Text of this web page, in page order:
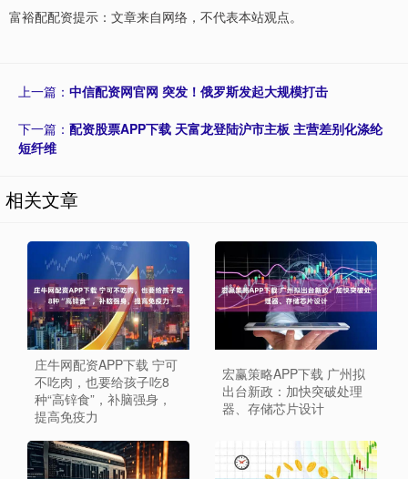
富裕配配资提示：文章来自网络，不代表本站观点。
上一篇： 中信配资网官网 突发！俄罗斯发起大规模打击
下一篇： 配资股票APP下载 天富龙登陆沪市主板 主营差别化涤纶
短纤维
相关文章
庄牛网配资APP下载 宁可
不吃肉，也要给孩子吃8
种“高锌食”，补脑强身，
提高免疫力
宏赢策略APP下载 广州拟
出台新政：加快突破处理
器、存储芯片设计